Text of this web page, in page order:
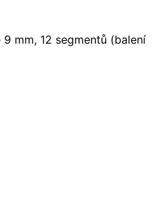
mm, 12 segmentů (balení